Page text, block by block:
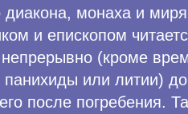
диакона, монаха и
и епископом
(кроме
панихиды или литии)
после погребения.